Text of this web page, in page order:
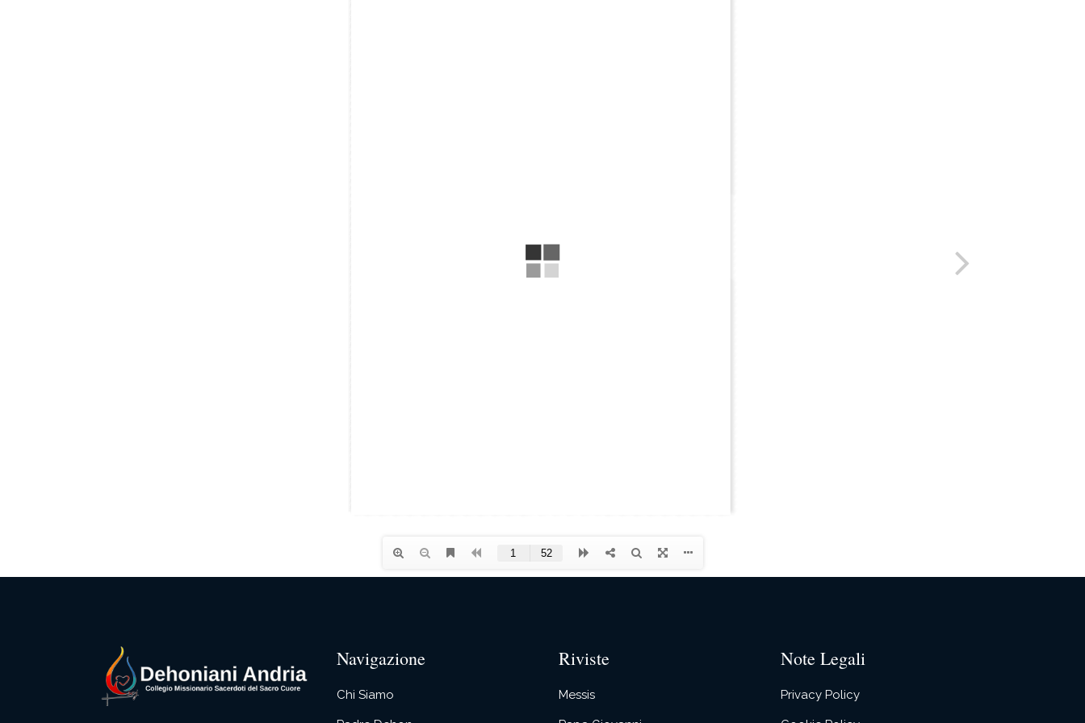
Navigazione
Chi Siamo
Riviste
Messis
Note Legali
Privacy Policy